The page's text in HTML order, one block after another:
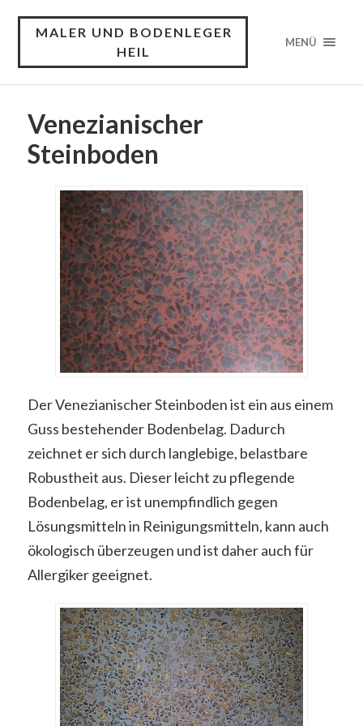
MALER UND BODENLEGER
HEIL
MENÜ
Venezianischer
Steinboden
Der Venezianischer Steinboden ist ein aus einem
Guss bestehender Bodenbelag. Dadurch
zeichnet er sich durch langlebige, belastbare
Robustheit aus. Dieser leicht zu pflegende
Bodenbelag, er ist unempfindlich gegen
Lösungsmitteln in Reinigungsmitteln, kann auch
ökologisch überzeugen und ist daher auch für
Allergiker geeignet.